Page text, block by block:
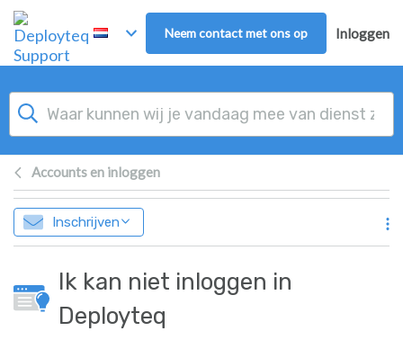
Overslaan naar hoofdinhoud
Neem contact met ons op Inloggen
Accounts en inloggen
Inschrijven
Ik kan niet inloggen in
Deployteq